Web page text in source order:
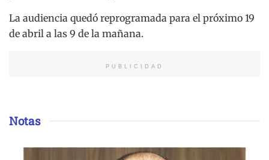
La audiencia quedó reprogramada para el próximo 19
de abril a las 9 de la mañana.
PUBLICIDAD
Notas